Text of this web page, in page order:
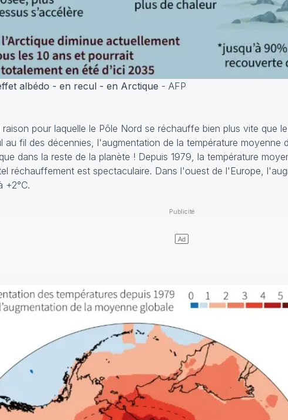
albédo - en recul - en Arctique - AFP
pour laquelle le Pôle Nord se réchauffe bien plus vite que
au fil des décennies, l'augmentation de la température moyenne
que dans la reste de la planète ! Depuis 1979, la température
réchauffement est spectaculaire. Dans l'ouest de l'Europe,
+2°C.